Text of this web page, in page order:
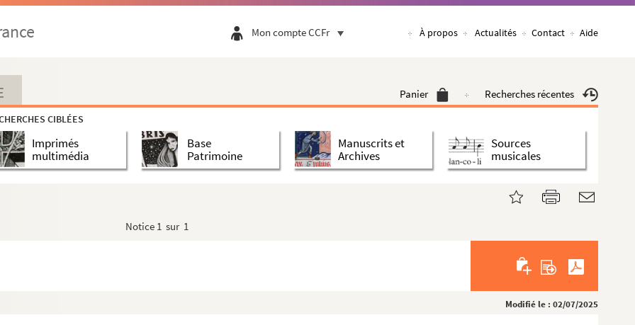
Mon compte CCFr À propos Actualités Contact Aide
Panier Recherches récentes
CIBLÉES
Imprimés
multimédia
Base
Patrimoine
Manuscrits et
Archives
Sources
musicales
Notice 1 sur 1
Modifié le : 02/07/2025
Valère
Valericus abn Valerie mar
Valericus abn Valerie mar
Valericus abn Valerie mar